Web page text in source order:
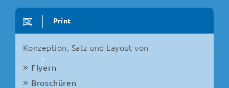
Print
Konzeption, Satz und Layout von
Flyern
Broschüren